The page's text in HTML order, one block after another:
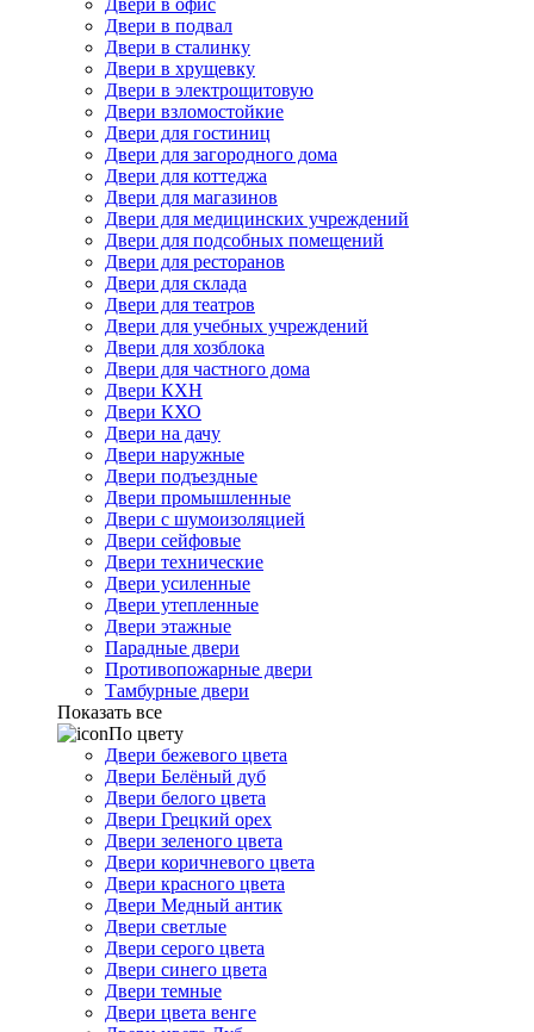
Двери в офис
Двери в подвал
Двери в сталинку
Двери в хрущевку
Двери в электрощитовую
Двери взломостойкие
Двери для гостиниц
Двери для загородного дома
Двери для коттеджа
Двери для магазинов
Двери для медицинских учреждений
Двери для подсобных помещений
Двери для ресторанов
Двери для склада
Двери для театров
Двери для учебных учреждений
Двери для хозблока
Двери для частного дома
Двери КХН
Двери КХО
Двери на дачу
Двери наружные
Двери подъездные
Двери промышленные
Двери с шумоизоляцией
Двери сейфовые
Двери технические
Двери усиленные
Двери утепленные
Двери этажные
Парадные двери
Противопожарные двери
Тамбурные двери
Показать все
По цвету
Двери бежевого цвета
Двери Белёный дуб
Двери белого цвета
Двери Грецкий орех
Двери зеленого цвета
Двери коричневого цвета
Двери красного цвета
Двери Медный антик
Двери светлые
Двери серого цвета
Двери синего цвета
Двери темные
Двери цвета венге